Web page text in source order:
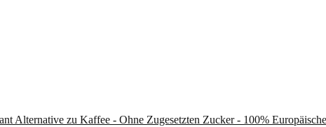
zu Kaffee - Ohne Zugesetzten Zucker - 100%